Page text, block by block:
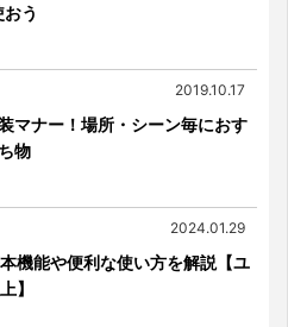
う
2019.10.17
マナー！場所・シーン毎におす
物
2024.01.29
機能や便利な使い方を解説【ユ
】